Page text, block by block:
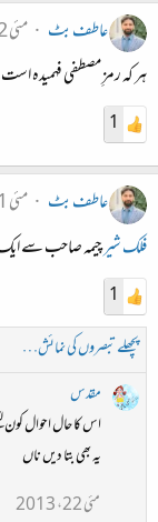
عاطف بٹ
مئی 22، 2013
ہر کہ رمزِ مصطفی فہمیدہ
1
عاطف بٹ
مئی 21، 2013
فلک شیرچیمہ صاحب سے ایک
1
پچھلے تبصروں کی نمائش…
مقدس
اس کا حال احوال کون
یہ بھی بتا دیں ناں
مئی 22، 2013